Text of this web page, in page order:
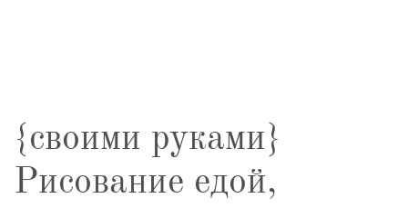
{своими руками}
Рисование едой,